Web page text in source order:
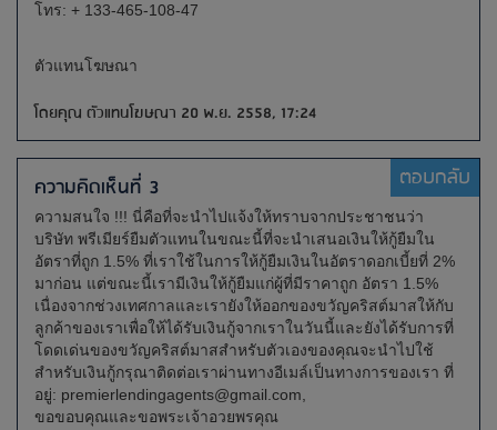
โทร: + 133-465-108-47
ตัวแทนโฆษณา
โดยคุณ ตัวแทนโฆษณา 20 พ.ย. 2558, 17:24
ความคิดเห็นที่ 3 ตอบกลับ
ความสนใจ !!! นี่คือที่จะนำไปแจ้งให้ทราบจากประชาชนว่า
บริษัท พรีเมียร์ยืมตัวแทนในขณะนี้ที่จะนำเสนอเงินให้กู้ยืมใน
อัตราที่ถูก 1.5% ที่เราใช้ในการให้กู้ยืมเงินในอัตราดอกเบี้ยที่ 2%
มาก่อน แต่ขณะนี้เรามีเงินให้กู้ยืมแก่ผู้ที่มีราคาถูก อัตรา 1.5%
เนื่องจากช่วงเทศกาลและเรายังให้ออกของขวัญคริสต์มาสให้กับ
ลูกค้าของเราเพื่อให้ได้รับเงินกู้จากเราในวันนี้และยังได้รับการที่
โดดเด่นของขวัญคริสต์มาสสำหรับตัวเองของคุณจะนำไปใช้
สำหรับเงินกู้กรุณาติดต่อเราผ่านทางอีเมล์เป็นทางการของเรา ที่
อยู่: premierlendingagents@gmail.com
ขอขอบคุณและขอพระเจ้าอวยพรคุณ